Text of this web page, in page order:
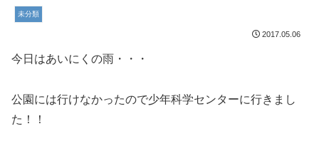
未分類
2017.05.06
今日はあいにくの雨・・・
公園には行けなかったので少年科学センターに行きまし
た！！